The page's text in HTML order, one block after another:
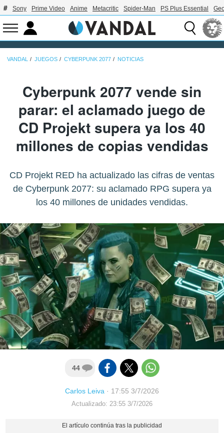
Sony Prime Video Anime Metacritic Spider-Man PS Plus Essential
VANDAL JUEGOS CYBERPUNK 2077 NOTICIAS
Cyberpunk 2077 vende sin
parar: el aclamado juego de
CD Projekt supera ya los 40
millones de copias vendidas
CD Projekt RED ha actualizado las cifras de ventas
de Cyberpunk 2077: su aclamado RPG supera ya
los 40 millones de unidades vendidas.
44
Carlos Leiva · 17:55 3/7/2026
Actualizado: 23:55 3/7/2026